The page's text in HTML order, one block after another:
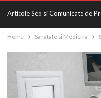
Articole Seo si Comunicate de
Home Sanatate si Medicina